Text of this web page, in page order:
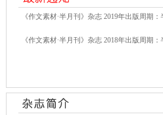
《作文素材·半月刊》杂志 2019年出版周期
《作文素材·半月刊》杂志 2018年出版周期